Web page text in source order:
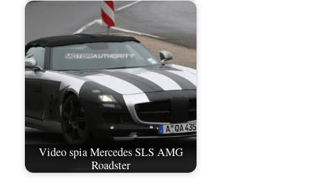
Video spia Mercedes SLS AMG
Roadster